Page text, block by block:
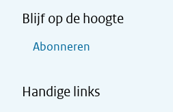
Blijf op de hoogte
Abonneren
Handige links